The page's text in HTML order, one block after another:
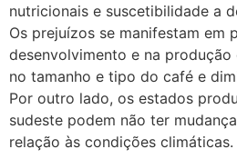
nutricionais e suscetibilidade a
Os prejuízos se manifestam em
desenvolvimento e na
no tamanho e tipo do café e
Por outro lado, os estados
sudeste podem não ter
relação às condições climáticas.